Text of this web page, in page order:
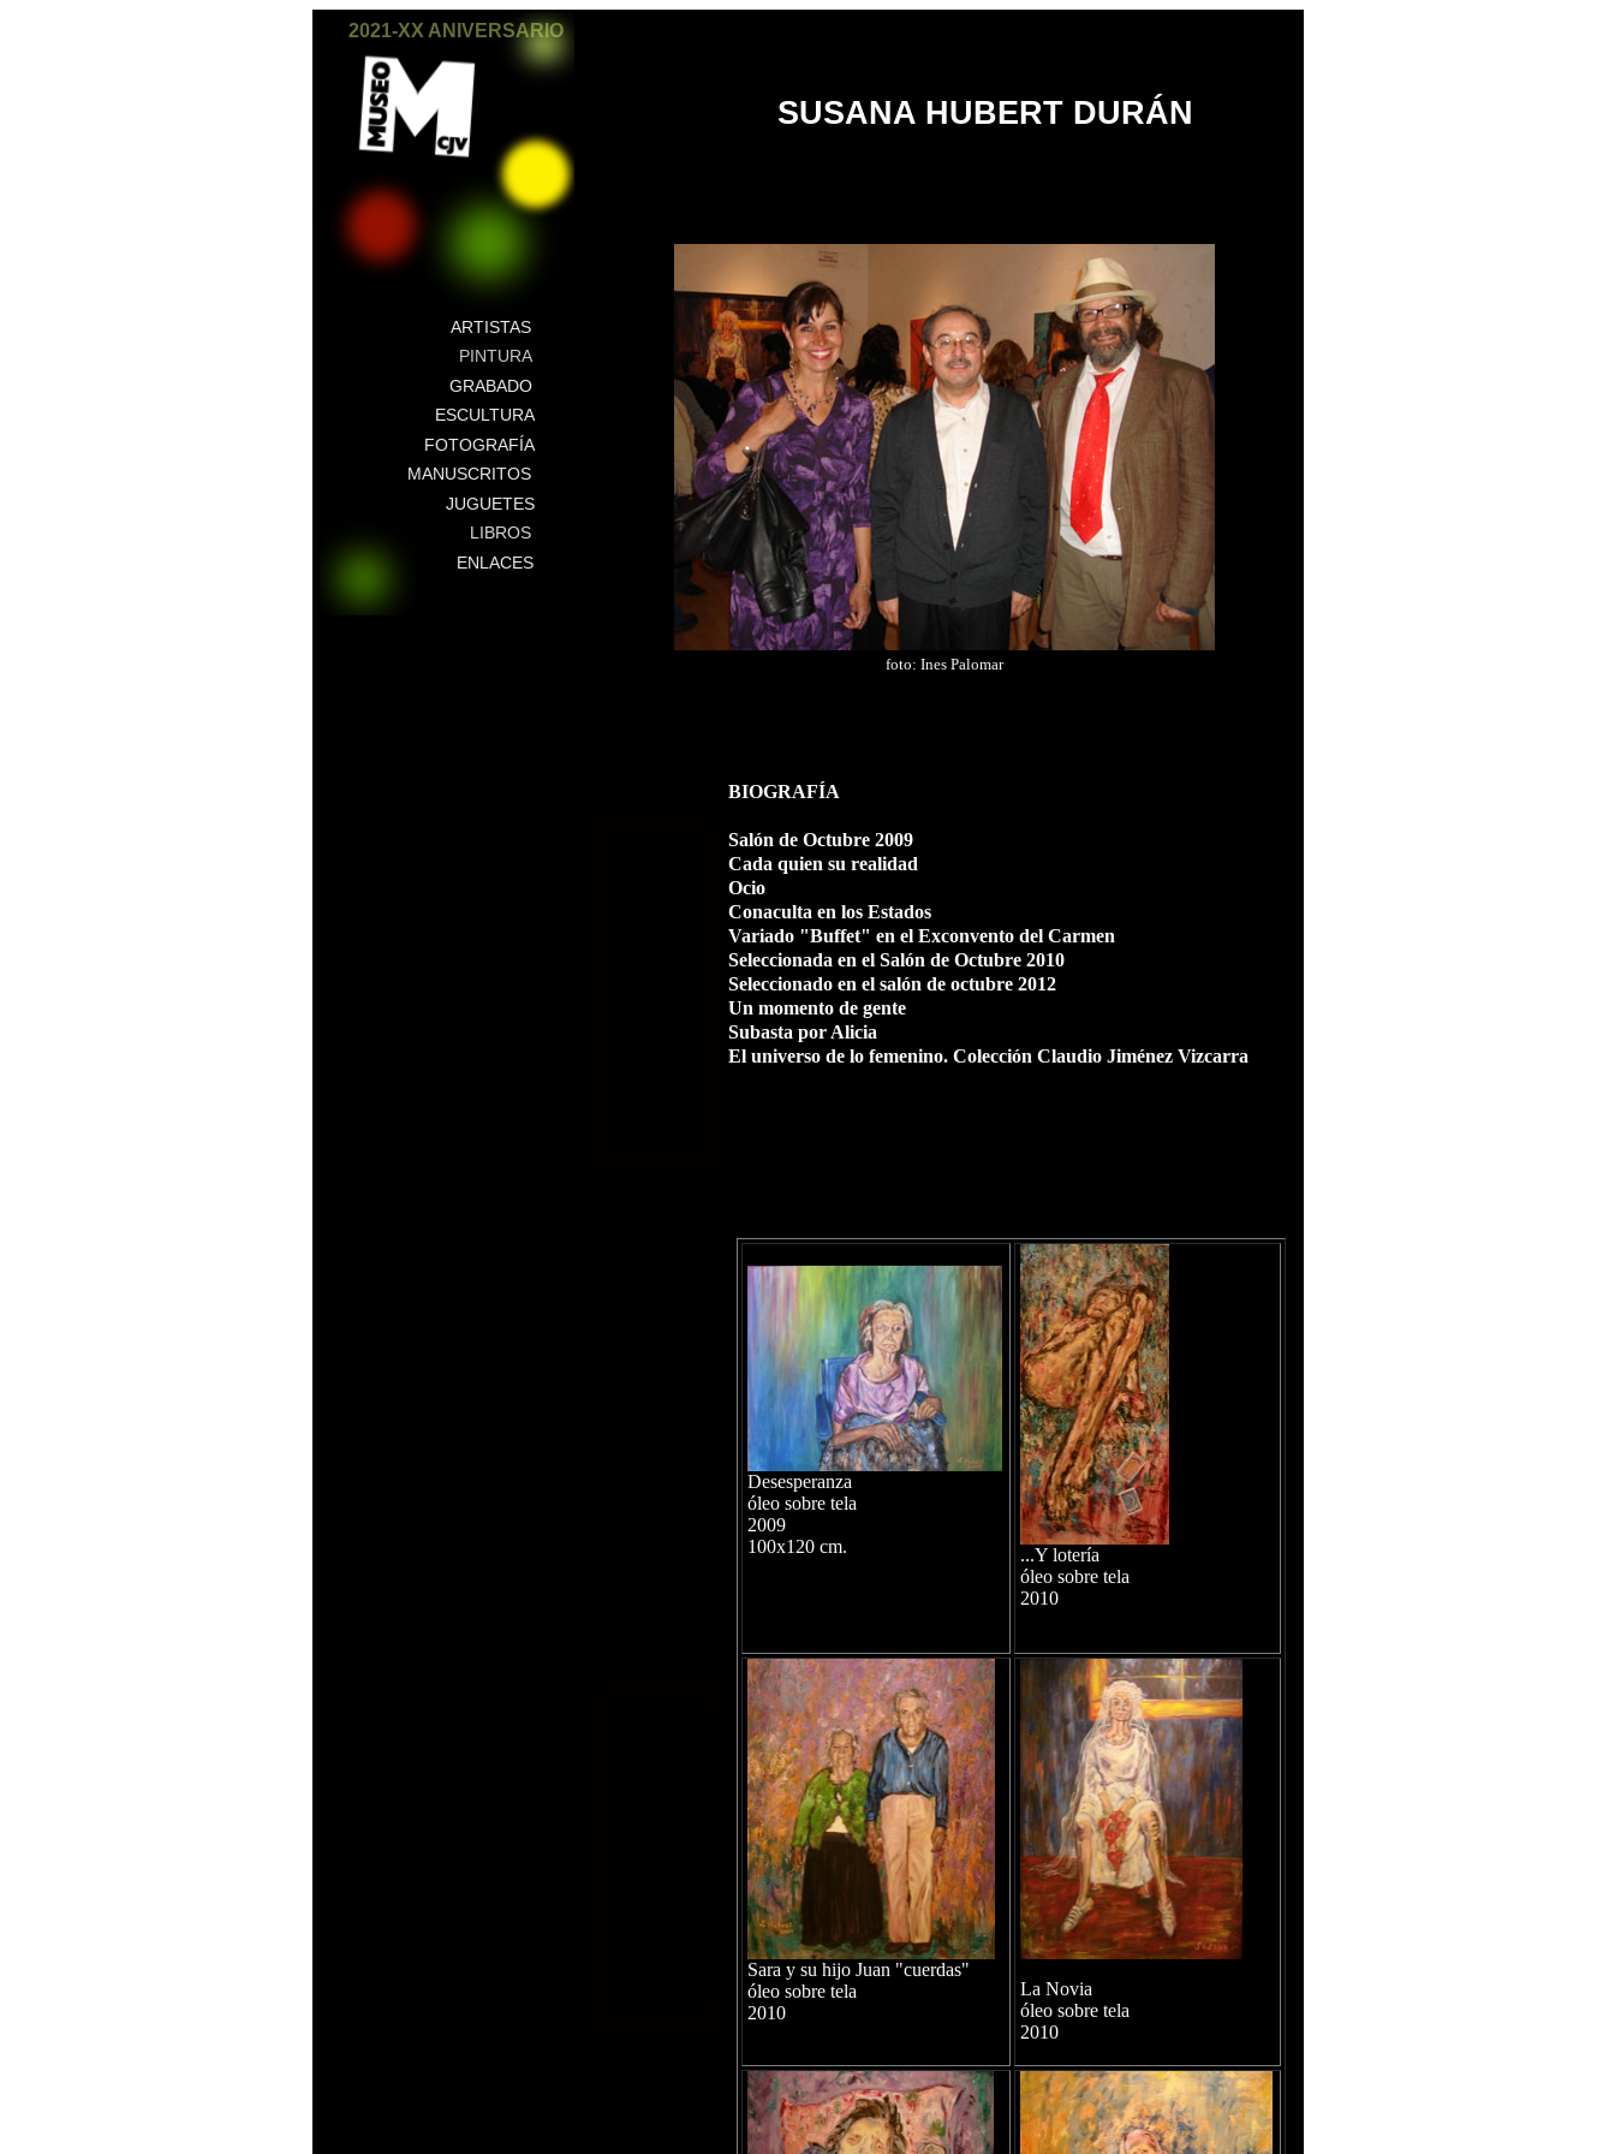
2021-XX ANIVERSARIO
ARTISTAS
PINTURA
GRABADO
ESCULTURA
FOTOGRAFÍA
MANUSCRITOS
JUGUETES
LIBROS
ENLACES
SUSANA HUBERT DURÁN
foto: Ines Palomar
BIOGRAFÍA
Salón de Octubre 2009
Cada quien su realidad
Ocio
Conaculta en los Estados
Variado "Buffet" en el Exconvento del Carmen
Seleccionada en el Salón de Octubre 2010
Seleccionado en el salón de octubre 2012
Un momento de gente
Subasta por Alicia
El universo de lo femenino. Colección Claudio Jiménez Vizcarra
Desesperanza
óleo sobre tela
2009
100x120 cm.
...Y lotería
óleo sobre tela
2010
Sara y su hijo Juan "cuerdas"
óleo sobre tela
2010
La Novia
óleo sobre tela
2010